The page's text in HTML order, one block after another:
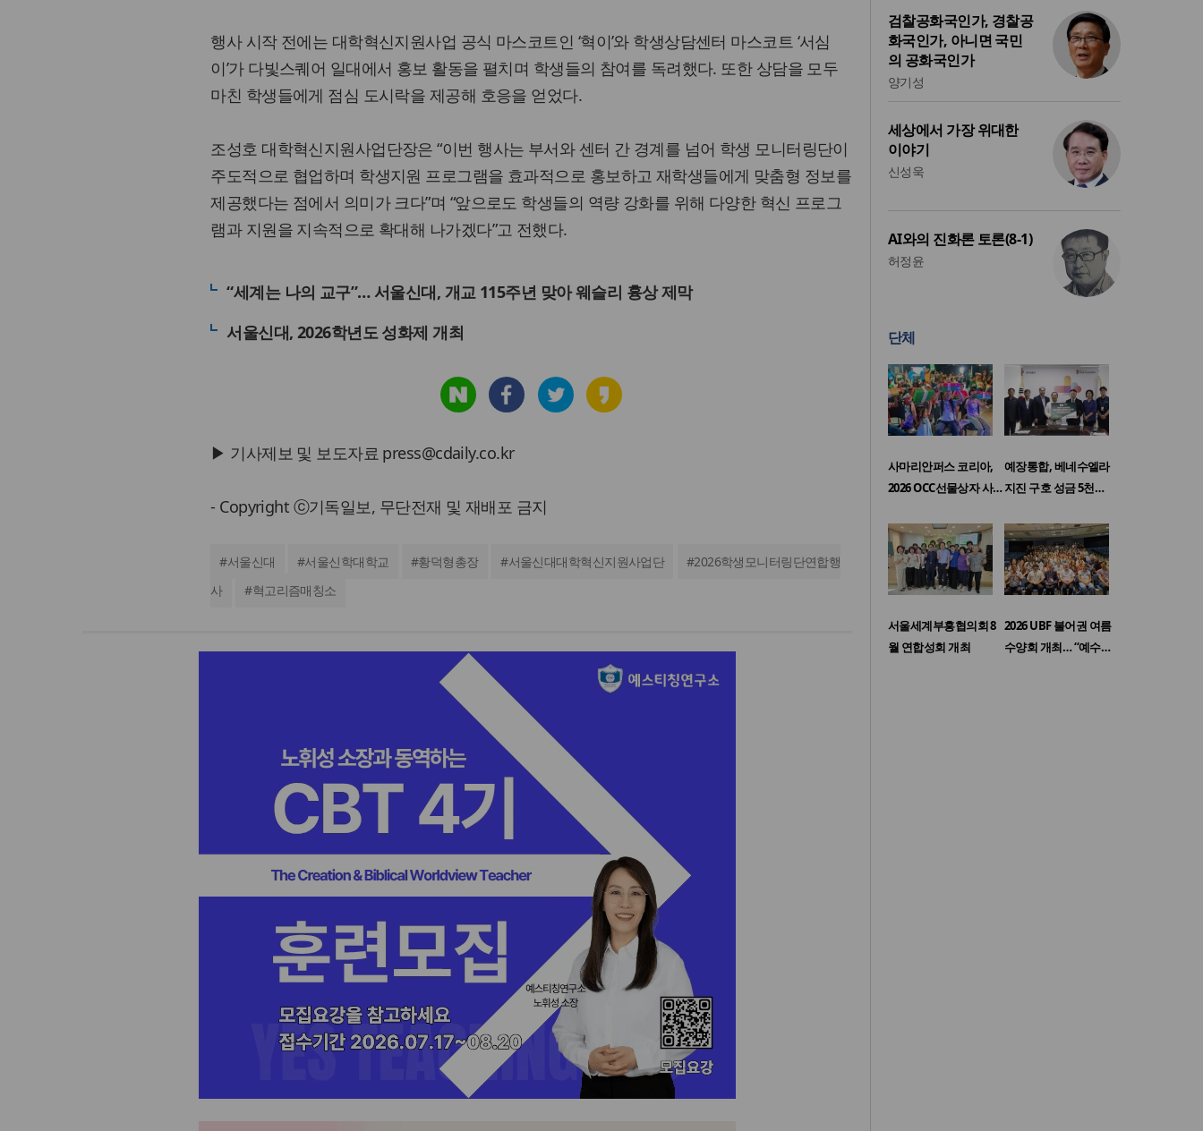
행사 시작 전에는 대학혁신지원사업 공식 마스코트인 ‘혁이’와 학생상담센터 마스코트 ‘서심
이’가 다빛스퀘어 일대에서 홍보 활동을 펼치며 학생들의 참여를 독려했다. 또한 상담을 모두
마친 학생들에게 점심 도시락을 제공해 호응을 얻었다.
조성호 대학혁신지원사업단장은 “이번 행사는 부서와 센터 간 경계를 넘어 학생 모니터링단이
주도적으로 협업하며 학생지원 프로그램을 효과적으로 홍보하고 재학생들에게 맞춤형 정보를
제공했다는 점에서 의미가 크다”며 “앞으로도 학생들의 역량 강화를 위해 다양한 혁신 프로그
램과 지원을 지속적으로 확대해 나가겠다”고 전했다.
“세계는 나의 교구”… 서울신대, 개교 115주년 맞아 웨슬리 흉상 제막
서울신대, 2026학년도 성화제 개최
▶ 기사제보 및 보도자료 press@cdaily.co.kr
- Copyright ⓒ기독일보, 무단전재 및 재배포 금지
#서울신대 #서울신학대학교 #황덕형총장 #서울신대대학혁신지원사업단 #2026학생모니터링단연합행
사
#혁고리즘매칭소
검찰공화국인가, 경찰공
화국인가, 아니면 국민
의 공화국인가
양기성
세상에서 가장 위대한
이야기
신성욱
AI와의 진화론 토론(8-1)
허정윤
단체
사마리안퍼스 코리아,
2026 OCC선물상자 사…
예장통합, 베네수엘라
지진 구호 성금 5천…
서울세계부흥협의회 8
월 연합성회 개최
2026 UBF 불어권 여름
수양회 개최… “예수…